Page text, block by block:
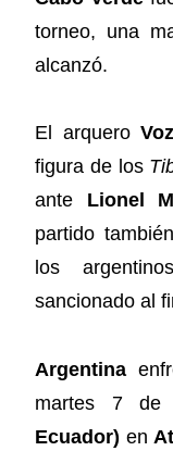
torneo, una
alcanzó.
El arquero
figura de los
ante Lionel
partido
los
sancionado al
Argentina
martes 7
Ecuador) en